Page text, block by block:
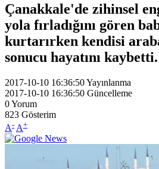
Çanakkale'de zihinsel
yola fırladığını gören
kurtarırken kendisi
sonucu hayatını kaybetti.
2017-10-10 16:36:50Yayınlanma
2017-10-10 16:36:50 Güncelleme
0Yorum
823 Gösterim
A- A+